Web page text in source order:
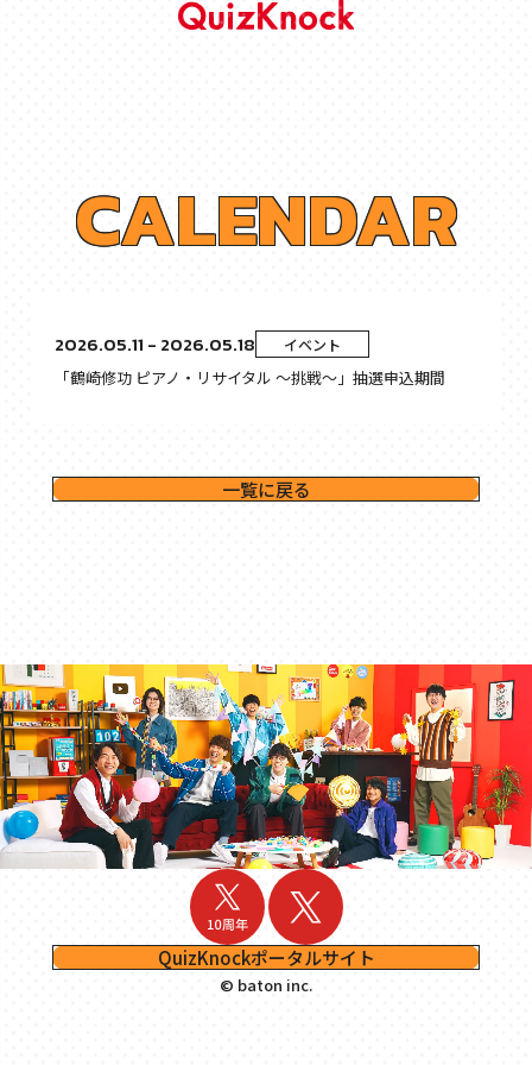
CALENDAR
2026.05.11 - 2026.05.18 イベント
「鶴崎修功 ピアノ・リサイタル 〜挑戦〜」抽選申込期間
一覧に戻る
QuizKnockポータルサイト
© baton inc.